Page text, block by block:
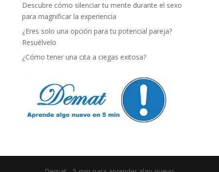
Descubre cómo silenciar tu mente durante el sexo
para magnificar la experiencia
¿Eres solo una opción para tu potencial pareja?
Resuélvelo
¿Cómo tener una cita a ciegas exitosa?